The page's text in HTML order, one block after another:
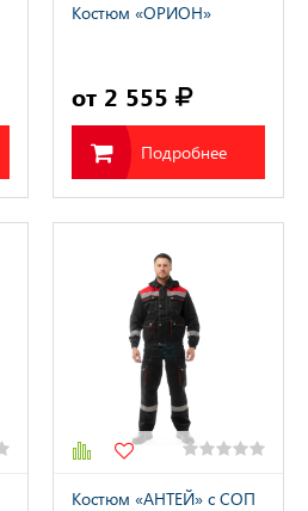
Костюм «ОРИОН»
от 2 555
Подробнее
Костюм «АНТЕЙ» с СОП